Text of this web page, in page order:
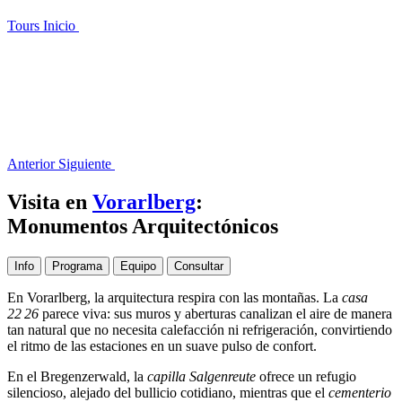
Tours Inicio
Anterior Siguiente
Visita en Vorarlberg:
Monumentos Arquitectónicos
Info Programa Equipo Consultar
En Vorarlberg, la arquitectura respira con las montañas. La casa
22 26 parece viva: sus muros y aberturas canalizan el aire de manera
tan natural que no necesita calefacción ni refrigeración, convirtiendo
el ritmo de las estaciones en un suave pulso de confort.
En el Bregenzerwald, la capilla Salgenreute ofrece un refugio
silencioso, alejado del bullicio cotidiano, mientras que el cementerio